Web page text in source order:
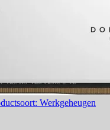
Werkgeheugen